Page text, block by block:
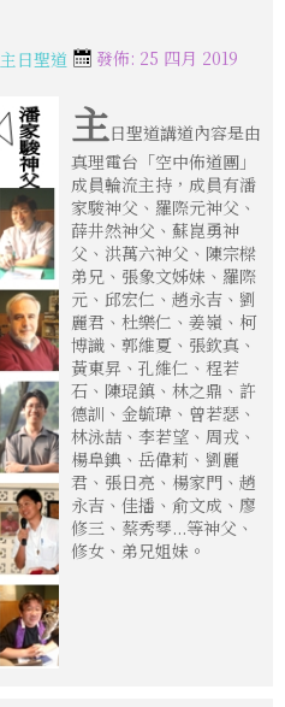
主日聖道
發佈: 25 四月 2019
主日聖道講道內容是由
真理電台「空中佈道團」
成員輪流主持，成員有潘
家駿神父、羅際元神父、
薛井然神父、蘇崑勇神
父、洪萬六神父、陳宗樑
弟兄、張象文姊妹、羅際
元、邱宏仁、趙永吉、劉
麗君、杜樂仁、姜嶺、柯
博識、郭維夏、張欽真、
黃東昇、孔維仁、程若
石、陳琨鎮、林之鼎、許
德訓、金毓瑋、曾若瑟、
林泳喆、李若望、周戎、
楊阜錪、岳偉莉、劉麗
君、張日亮、楊家門、趙
永吉、佳播、俞文成、廖
修三、蔡秀琴...等神父、
修女、弟兄姐妹。